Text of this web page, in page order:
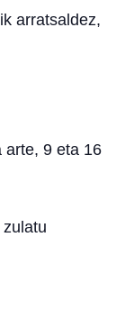
arratsaldez,
arte, 9 eta 16
zulatu